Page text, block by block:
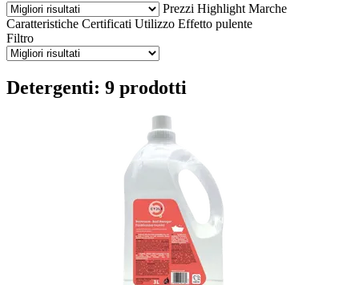
Prezzi Highlight Marche
Caratteristiche Certificati Utilizzo Effetto pulente
Filtro
Detergenti: 9 prodotti